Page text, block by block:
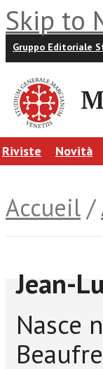
Skip to
Gruppo Editoriale
Riviste Novità
Accueil /
Jean-
Nasce